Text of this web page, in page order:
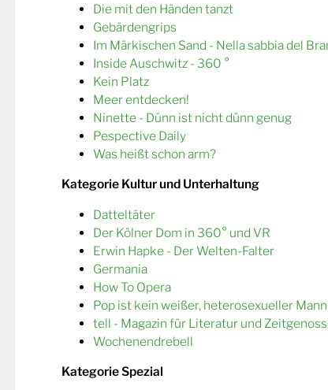
Die mit den Händen tanzt
Gebärdengrips
Im Märkischen Sand - Nella sabbia del
Inside Auschwitz - 360 °
Kein Platz
Meer entdecken!
Ninette - Dünn ist nicht dünn genug
Pespective Daily
Was heißt schon arm?
Kategorie Kultur und Unterhaltung
Datteltäter
Der Kölner Dom in 360° und VR
Erwin Hapke - Der Welten-Falter
Germania
How To Opera
Pop ist kein weißer, heterosexueller Mann
tell - Magazin für Literatur und
Wochenendrebell
Kategorie Spezial